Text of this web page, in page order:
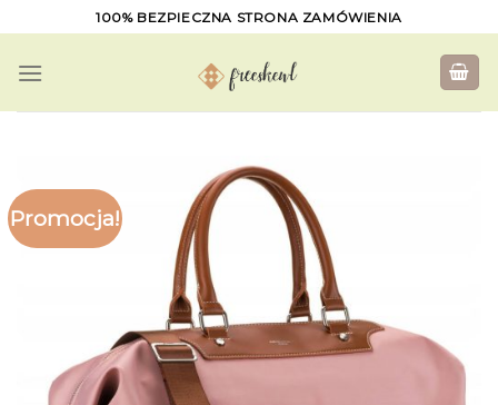
to
content
100% BEZPIECZNA STRONA ZAMÓWIENIA
Promocja!